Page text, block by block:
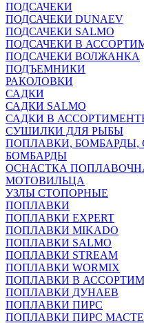
ПОДСАЧЕКИ
ПОДСАЧЕКИ DUNAEV
ПОДСАЧЕКИ SALMO
ПОДСАЧЕКИ В
ПОДСАЧЕКИ ВОЛЖАНКА
ПОДЪЕМНИКИ
РАКОЛОВКИ
САДКИ
САДКИ SALMO
САДКИ В
СУШИЛКИ ДЛЯ РЫБЫ
ПОПЛАВКИ,
БОМБАРДЫ
ОСНАСТКА
МОТОВИЛЬЦА
УЗЛЫ СТОПОРНЫЕ
ПОПЛАВКИ
ПОПЛАВКИ EXPERT
ПОПЛАВКИ MIKADO
ПОПЛАВКИ SALMO
ПОПЛАВКИ STREAM
ПОПЛАВКИ WORMIX
ПОПЛАВКИ В
ПОПЛАВКИ ДУНАЕВ
ПОПЛАВКИ ПИРС
ПОПЛАВКИ ПИРС